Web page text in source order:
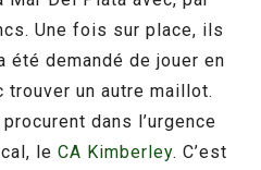
Une fois sur place, ils
été demandé de jouer en
un autre maillot.
dans l’urgence
le CA Kimberley. C’est